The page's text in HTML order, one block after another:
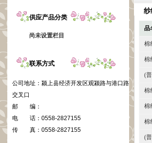
供应产品分类
尚未设置栏目
联系方式
公司地址： 颍上县经济开发区观颍路与港口路
交叉口
邮 编：
电 话： 0558-2827155
传 真： 0558-2827155
纱
品
棉
棉
(
棉
棉
棉
(